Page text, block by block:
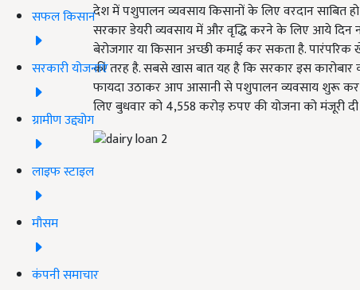
सफल किसान
सरकारी योजनाएं
ग्रामीण उद्द्योग
लाइफ स्टाइल
मौसम
कंपनी समाचार
देश में पशुपालन व्यवसाय किसानों के लिए वरदान साबित
सरकार डेयरी व्यवसाय में और वृद्धि करने के लिए आये दिन
बेरोजगार या किसान अच्छी कमाई कर सकता है.
की तरह है. सबसे खास बात यह है कि सरकार इस
फायदा उठाकर आप आसानी से पशुपालन व्यवसाय शुरू कर
लिए बुधवार को 4,558 करोड़ रुपए की योजना को मंजूरी